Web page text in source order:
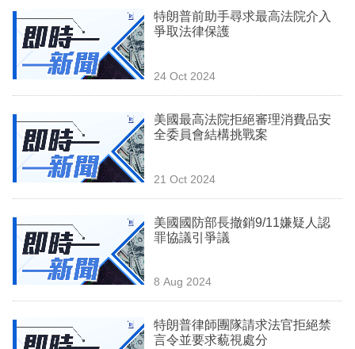
特朗普前助手尋求最高法院介入
爭取法律保護
24 Oct 2024
美國最高法院拒絕審理消費品安
全委員會結構挑戰案
21 Oct 2024
美國國防部長撤銷9/11嫌疑人認
罪協議引爭議
8 Aug 2024
特朗普律師團隊請求法官拒絕禁
言令並要求藐視處分